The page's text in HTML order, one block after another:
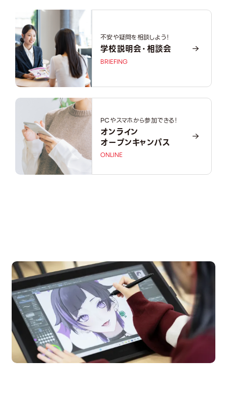
不安や疑問を相談しよう！
学校説明会・相談会
BRIEFING
PCやスマホから参加できる！
オンライン
オープンキャンパス
ONLINE
Campus Open